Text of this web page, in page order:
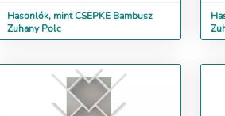
Hasonlók, mint CSEPKE Bambusz
Zuhany Polc